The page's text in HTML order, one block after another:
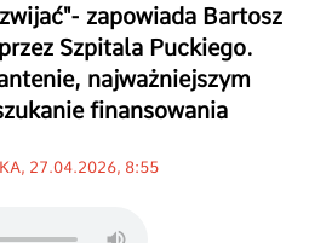
zapowiada Bartosz
Szpitala Puckiego.
najważniejszym
finansowania
27.04.2026, 8:55